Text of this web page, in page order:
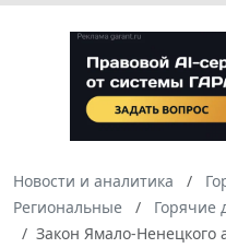
Новости и аналитика
Региональные
Горячие
Закон Ямало-Ненецкого